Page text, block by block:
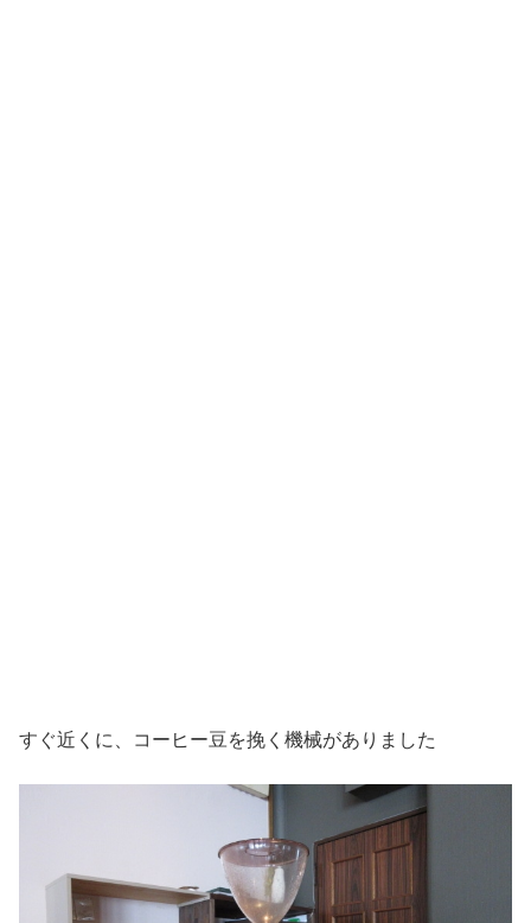
すぐ近くに、コーヒー豆を挽く機械がありました